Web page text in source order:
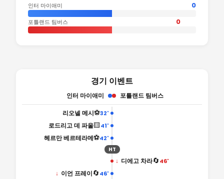
인터 마이애미 0
포틀랜드 팀버스 0
경기 이벤트
인터 마이애미 포틀랜드 팀버스
32'
⚽
리오넬 메시
41'
🟨
로드리고 데 파울
42'
⚽
헤르만 베르테라메
HT
↓ 디에고 차라🔄46'
46'
🔄
↓ 이언 프레이